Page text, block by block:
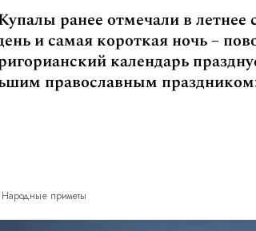
ранее отмечали в летнее
и самая короткая ночь –
календарь
православным
Народные приметы